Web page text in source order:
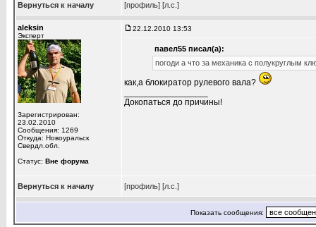
Вернуться к началу [профиль] [л.с.]
aleksin
Эксперт
Зарегистрирован:
23.02.2010
Сообщения: 1269
Откуда: Новоуральск
Свердл.обл.
Статус: Вне форума
22.12.2010 13:53
павел55 писал(а):
погоди а что за механика с полукруглым
как,а блокиратор рулевого вала?
Докопаться до причины!
Вернуться к началу [профиль] [л.с.]
Показать сообщения: